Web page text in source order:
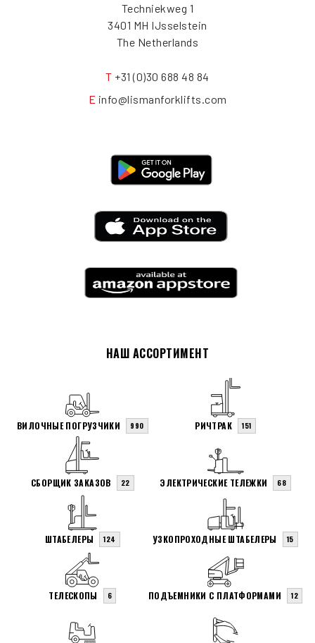
Techniekweg 1
3401 MH IJsselstein
The Netherlands
T +31 (0)30 688 48 84
E info@lismanforklifts.com
НАШ АССОРТИМЕНТ
ВИЛОЧНЫЕ ПОГРУЗЧИКИ 990 РИЧТРАК 151
СБОРЩИК ЗАКАЗОВ 22 ЭЛЕКТРИЧЕСКИЕ ТЕЛЕЖКИ 68
ШТАБЕЛЕРЫ 124 УЗКОПРОХОДНЫЕ ШТАБЕЛЕРЫ 15
ТЕЛЕСКОПЫ 6 ПОДЪЕМНИКИ С ПЛАТФОРМАМИ 12